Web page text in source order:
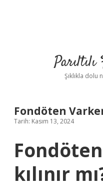
Şıklıkla dolu
Fondöten
Tarih: Kasım 13, 2024
kılınır